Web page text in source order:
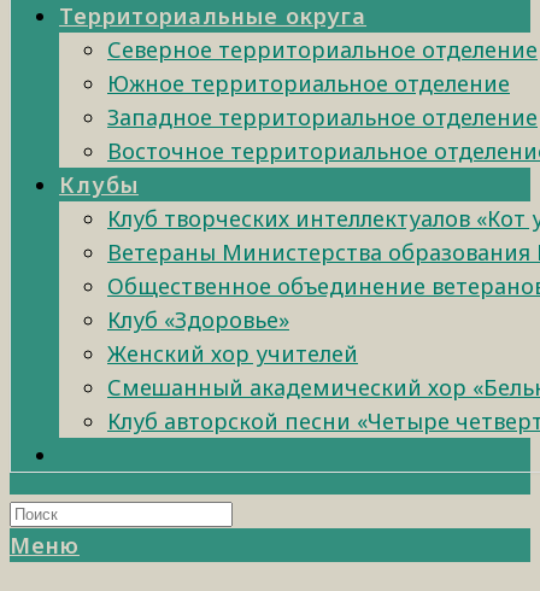
Территориальные округа
Северное территориальное отделение
Южное территориальное отделение
Западное территориальное отделение
Восточное территориальное
Клубы
Клуб творческих интеллектуалов «Кот
Ветераны Министерства образования
Общественное объединение
Клуб «Здоровье»
Женский хор учителей
Смешанный академический хор
Клуб авторской песни «Четыре
Меню